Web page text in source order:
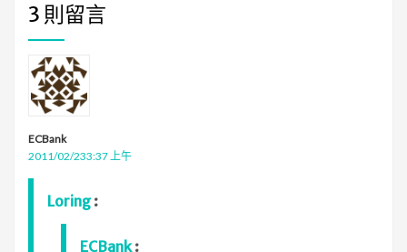
3 則留言
ECBank
2011/02/233:37 上午
Loring:
ECBank: